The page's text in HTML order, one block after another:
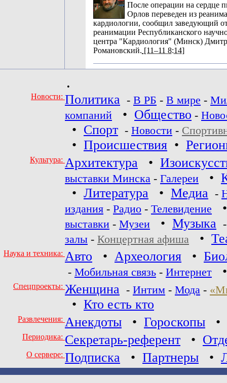
После операции на сердце
Орлов переведен из
кардиологии, сообщил заведующий
реанимации Республиканского
центра "Кардиология" (Минск)
Романовский. [11–11 8:14]
•
Новости: Политика - В РБ - В мире -
компаний
• Общество -
• Спорт - Новости -
• Происшествия •
Культура: Архитектура •
выставки Минска - Галереи •
• Литература • Медиа -
издания - Радио - Телевидение
выставки - Музеи • Музыка
залы - Концертная афиша •
Наука и техника: Авто • Археология •
- Мобильная связь - Интернет
Спецпроекты: Женщина - Интим - Мода -
• Кто есть кто
Развлечения: Анекдоты • Гороскопы •
Периодика: Секретарь-референт •
О сервере: Подписка • Партнеры •